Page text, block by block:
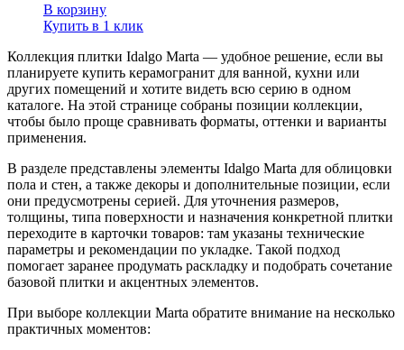
В корзину
Купить в 1 клик
Коллекция плитки Idalgo Marta — удобное решение, если вы
планируете купить керамогранит для ванной, кухни или
других помещений и хотите видеть всю серию в одном
каталоге. На этой странице собраны позиции коллекции,
чтобы было проще сравнивать форматы, оттенки и варианты
применения.
В разделе представлены элементы Idalgo Marta для облицовки
пола и стен, а также декоры и дополнительные позиции, если
они предусмотрены серией. Для уточнения размеров,
толщины, типа поверхности и назначения конкретной плитки
переходите в карточки товаров: там указаны технические
параметры и рекомендации по укладке. Такой подход
помогает заранее продумать раскладку и подобрать сочетание
базовой плитки и акцентных элементов.
При выборе коллекции Marta обратите внимание на несколько
практичных моментов: